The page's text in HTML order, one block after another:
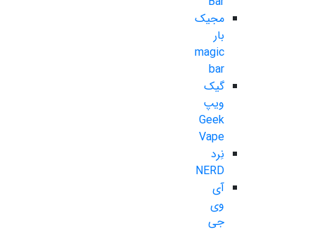
مجیک
بار
magic
bar
گیک
ویپ
Geek
Vape
نِرد
NERD
آی
وی
جی